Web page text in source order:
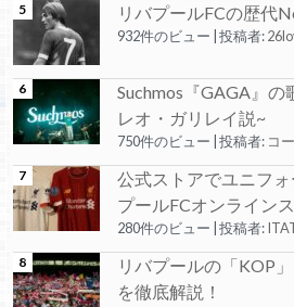
リバプールFCの歴代
932件のビュー 投稿者:
Suchmos『GAGA』
レオ・ガリレイ説~
750件のビュー 投稿者: コ
公式ストアでユニフ
プールFCオンライン
280件のビュー 投稿者:
リバプールの「KOP
を徹底解説！